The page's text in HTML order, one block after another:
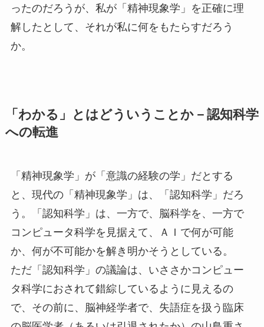
ったのだろうが、私が「精神現象学」を正確に理
解したとして、それが私に何をもたらすだろう
か。
「わかる」とはどういうことか－認知科学
への転進
「精神現象学」が「意識の経験の学」だとする
と、現代の「精神現象学」は、「認知科学」だろ
う。「認知科学」は、一方で、脳科学を、一方で
コンピュータ科学を見据えて、ＡＩで何が可能
か、何が不可能かを解き明かそうとしている。
ただ「認知科学」の議論は、いささかコンピュー
タ科学におされて錯綜しているように見えるの
で、その前に、脳神経学者で、失語症を扱う臨床